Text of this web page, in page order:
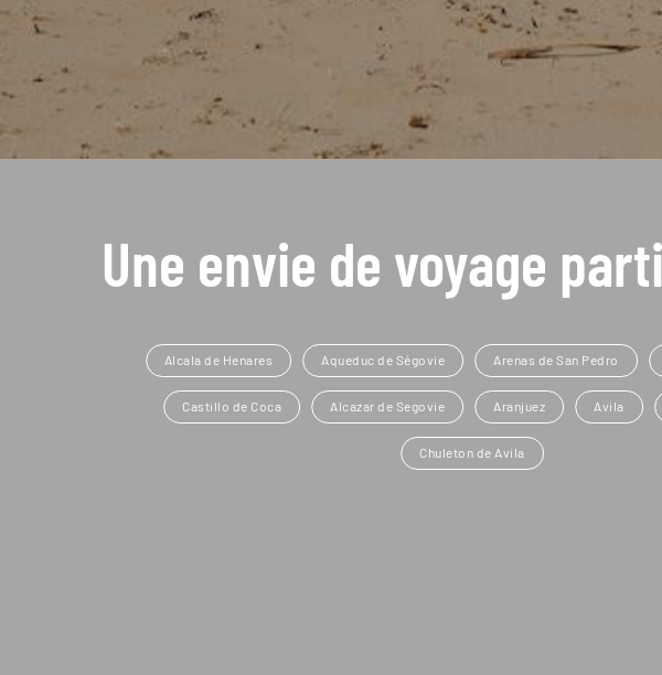
Une envie de voyage
Alcala de Henares Aqueduc de Ségovie Arenas de San Pedro
Castillo de Coca Alcazar de Segovie Aranjuez Avila
Chuleton de Avila